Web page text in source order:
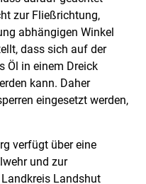
zur Fließrichtung,
abhängigen Winkel
dass sich auf der
Öl in einem Dreick
kann. Daher
eingesetzt werden,
verfügt über eine
und zur
Landshut